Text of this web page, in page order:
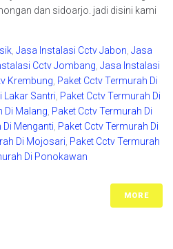
dan sidoarjo. jadi disini kami
Jasa Instalasi Cctv Jabon Jasa
Cctv Jombang Jasa Instalasi
Krembung Paket Cctv Termurah Di
Lakar Santri Paket Cctv Termurah Di
Di Malang Paket Cctv Termurah Di
Di Menganti Paket Cctv Termurah Di
Di Mojosari Paket Cctv Termurah
Di Ponokawan
MORE